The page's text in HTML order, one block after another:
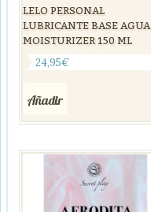
LELO PERSONAL
LUBRICANTE BASE AGUA
MOISTURIZER 150 ML
24,95€
Añadir